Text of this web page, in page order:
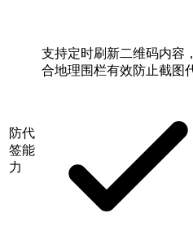
防代
签能
力
支持定时刷新二维码内容
合地理围栏有效防止截图